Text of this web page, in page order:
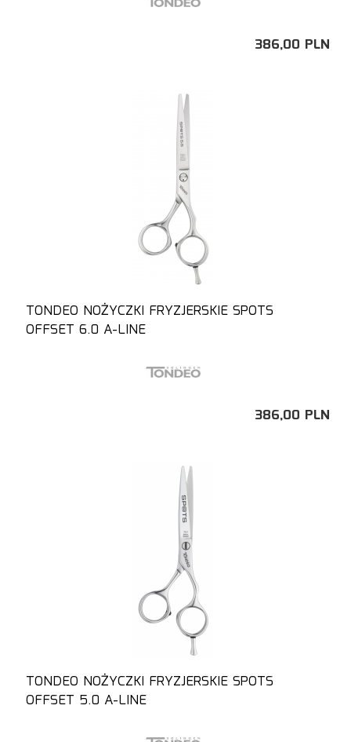
386,00 PLN
TONDEO NOŻYCZKI FRYZJERSKIE SPOTS
OFFSET 6.0 A-LINE
386,00 PLN
TONDEO NOŻYCZKI FRYZJERSKIE SPOTS
OFFSET 5.0 A-LINE